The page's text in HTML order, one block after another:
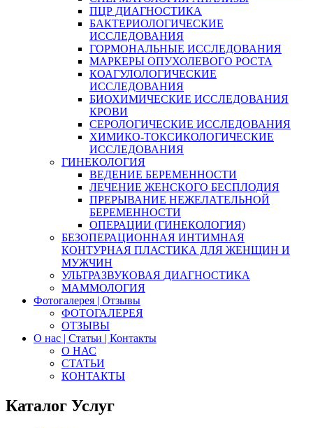
ПЦР ДИАГНОСТИКА
БАКТЕРИОЛОГИЧЕСКИЕ
ИССЛЕДОВАНИЯ
ГОРМОНАЛЬНЫЕ ИССЛЕДОВАНИЯ
МАРКЕРЫ ОПУХОЛЕВОГО РОСТА
КОАГУЛОЛОГИЧЕСКИЕ
ИССЛЕДОВАНИЯ
БИОХИМИЧЕСКИЕ ИССЛЕДОВАНИЯ
КРОВИ
СЕРОЛОГИЧЕСКИЕ ИССЛЕДОВАНИЯ
ХИМИКО-ТОКСИКОЛОГИЧЕСКИЕ
ИССЛЕДОВАНИЯ
ГИНЕКОЛОГИЯ
ВЕДЕНИЕ БЕРЕМЕННОСТИ
ЛЕЧЕНИЕ ЖЕНСКОГО БЕСПЛОДИЯ
ПРЕРЫВАНИЕ НЕЖЕЛАТЕЛЬНОЙ
БЕРЕМЕННОСТИ
ОПЕРАЦИИ (ГИНЕКОЛОГИЯ)
БЕЗОПЕРАЦИОННАЯ ИНТИМНАЯ
КОНТУРНАЯ ПЛАСТИКА ДЛЯ ЖЕНЩИН И
МУЖЧИН
УЛЬТРАЗВУКОВАЯ ДИАГНОСТИКА
МАММОЛОГИЯ
Фотогалерея | Отзывы
ФОТОГАЛЕРЕЯ
ОТЗЫВЫ
О нас | Статьи | Контакты
О НАС
СТАТЬИ
КОНТАКТЫ
Каталог Услуг